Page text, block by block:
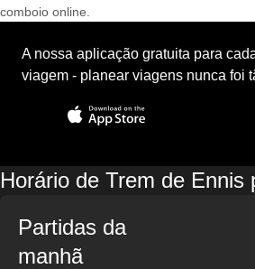
comboio online.
A nossa aplicação gratuita para
viagem - planear viagens nunca foi
Horário de Trem de Ennis
Partidas da
manhã